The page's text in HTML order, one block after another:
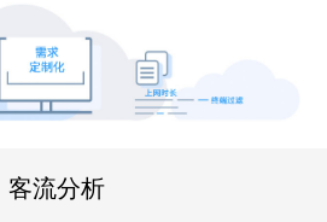
客流分析